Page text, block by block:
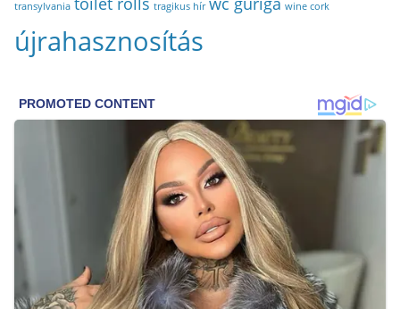
transylvania tragikus hír wine cork
újrahasznosítás